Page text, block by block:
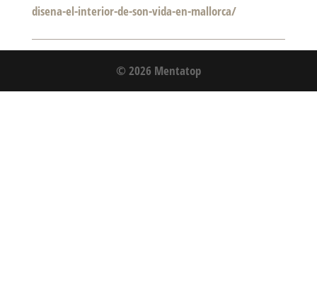
disena-el-interior-de-son-vida-en-mallorca/
© 2026 Mentatop